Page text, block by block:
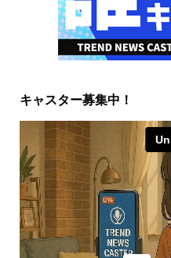
キャスター募集中！